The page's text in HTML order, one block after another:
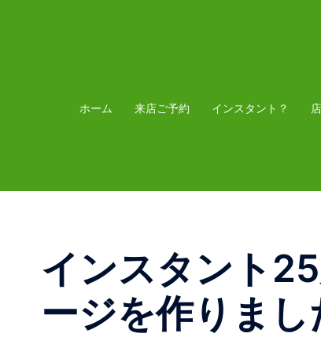
プ
ホーム 来店ご予約 インスタント？
インスタント
ージを作りまし